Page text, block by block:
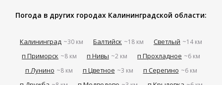
Погода в других городах Калининградской области:
Калининград ~30 км Балтийск ~18 км Светлый ~14 км
п Приморск ~8 км п Нивы ~2 км п Прохладное ~6 км
п Лунино ~8 км п Цветное ~3 км п Серегино ~6 км